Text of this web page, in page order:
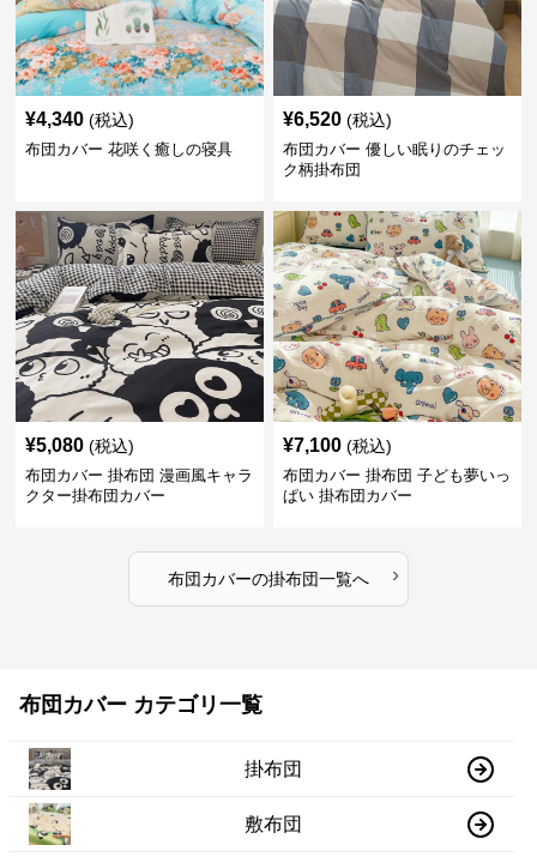
¥4,340 (税込)
布団カバー 花咲く癒しの寝具
¥6,520 (税込)
布団カバー 優しい眠りのチェッ
ク柄掛布団
¥5,080 (税込)
布団カバー 掛布団 漫画風キャラ
クター掛布団カバー
¥7,100 (税込)
布団カバー 掛布団 子ども夢いっ
ぱい 掛布団カバー
布団カバーの掛布団一覧へ ›
布団カバー カテゴリ一覧
掛布団
敷布団